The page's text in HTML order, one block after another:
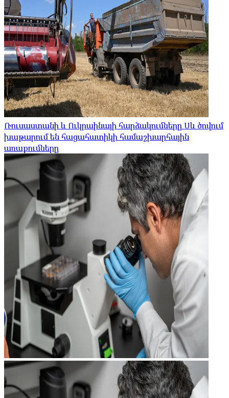
Ռուսաստանի և Ուկրաինայի հարձակումները Սև ծովում
խաթարում են հացահատիկի համաշխարհային
առաքումները